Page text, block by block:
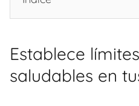
Establece
saludables en